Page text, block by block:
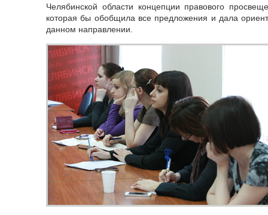
Челябинской области концепции правового
которая бы обобщила все предложения и дала
данном направлении.